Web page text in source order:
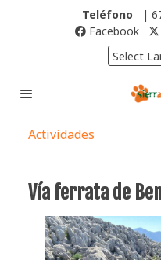
Teléfono |
Facebook
Select
Actividades
Vía ferrata de